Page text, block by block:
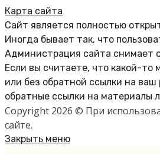
Карта сайта
Сайт является полностью
Иногда бывает так, что
Администрация сайта снимает
Если вы считаете, что какой-
или без обратной ссылки на
обратные ссылки на материалы
Copyright 2026 © При
сайте.
Закрыть меню